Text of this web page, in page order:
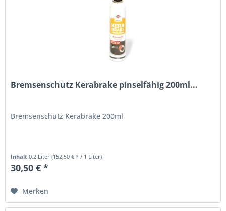
Bremsenschutz Kerabrake pinselfähig 200ml...
Bremsenschutz Kerabrake 200ml
Inhalt0.2 Liter(152,50 € * / 1 Liter)
30,50 € *
Merken